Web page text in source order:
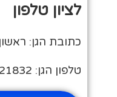
לציון טלפון
כתובת הגן: ראשון
טלפון הגן: 03-9521832